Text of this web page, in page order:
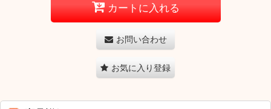
カートに入れる
お問い合わせ
お気に入り登録